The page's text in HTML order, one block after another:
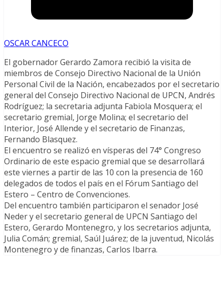
OSCAR CANCECO
El gobernador Gerardo Zamora recibió la visita de
miembros de Consejo Directivo Nacional de la Unión
Personal Civil de la Nación, encabezados por el secretario
general del Consejo Directivo Nacional de UPCN, Andrés
Rodríguez; la secretaria adjunta Fabiola Mosquera; el
secretario gremial, Jorge Molina; el secretario del
Interior, José Allende y el secretario de Finanzas,
Fernando Blasquez.
El encuentro se realizó en vísperas del 74° Congreso
Ordinario de este espacio gremial que se desarrollará
este viernes a partir de las 10 con la presencia de 160
delegados de todos el país en el Fórum Santiago del
Estero – Centro de Convenciones.
Del encuentro también participaron el senador José
Neder y el secretario general de UPCN Santiago del
Estero, Gerardo Montenegro, y los secretarios adjunta,
Julia Comán; gremial, Saúl Juárez; de la juventud, Nicolás
Montenegro y de finanzas, Carlos Ibarra.